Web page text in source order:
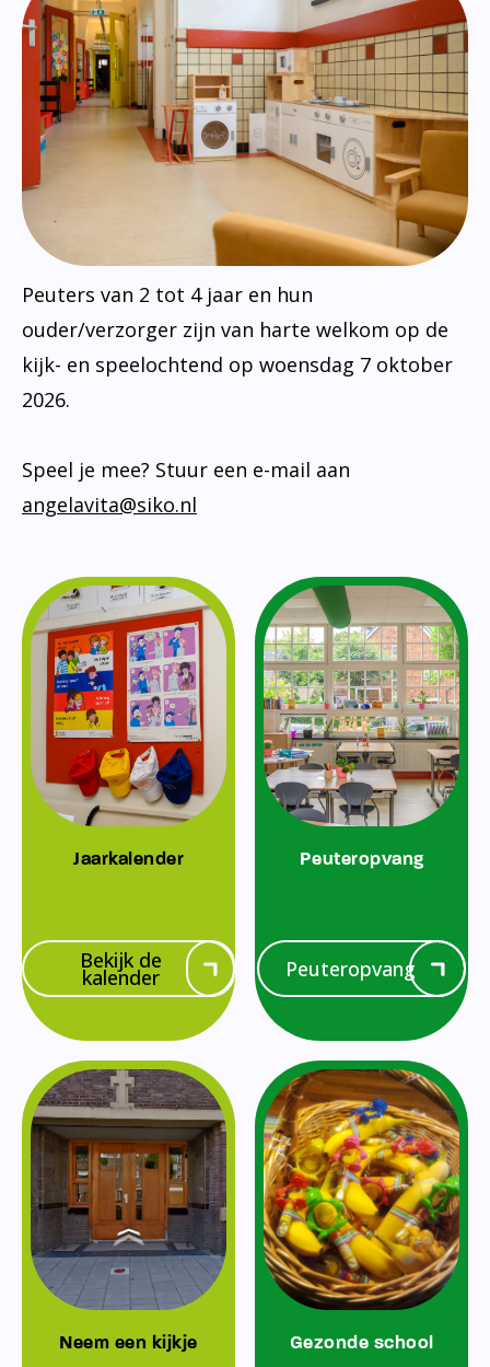
Peuters van 2 tot 4 jaar en hun
ouder/verzorger zijn van harte welkom op de
kijk- en speelochtend op woensdag 7 oktober
2026.
Speel je mee? Stuur een e-mail aan
angelavita@siko.nl
Jaarkalender
Bekijk de
kalender
Peuteropvang
Peuteropvang
Neem een kijkje Gezonde school